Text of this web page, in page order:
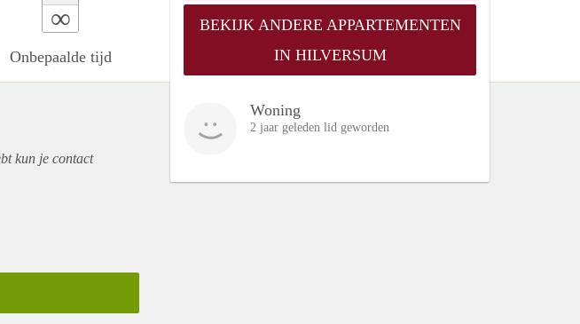
∞
Onbepaalde tijd
BEKIJK ANDERE APPARTEMENTEN
IN HILVERSUM
Woning
2 jaar geleden lid geworden
kun je contact